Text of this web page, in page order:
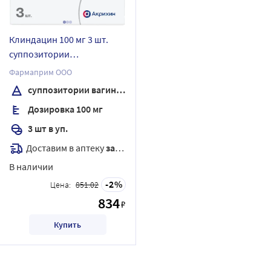
Клиндацин 100 мг 3 шт.
суппозитории
вагинальные
Фармаприм ООО
суппозитории вагинальные
Дозировка 100 мг
3 шт в уп.
Доставим в аптекузавтра
В наличии
Цена: 851.02 2
834₽
Купить